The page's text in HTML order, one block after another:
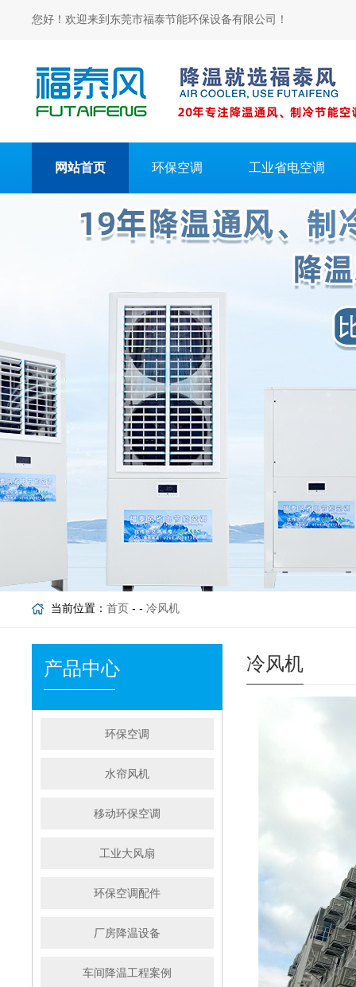
您好！欢迎来到东莞市福泰节能环保设备有限公司！
网站首页 环保空调 工业省电空调
当前位置： 首页 - - 冷风机
产品中心
环保空调
水帘风机
移动环保空调
工业大风扇
环保空调配件
厂房降温设备
车间降温工程案例
冷风机